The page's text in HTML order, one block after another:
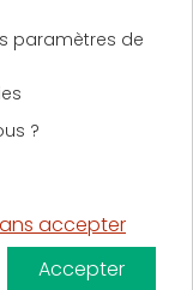
réussir un
Paris
? Garanties et
paramètres de
?
accepter
Accepter